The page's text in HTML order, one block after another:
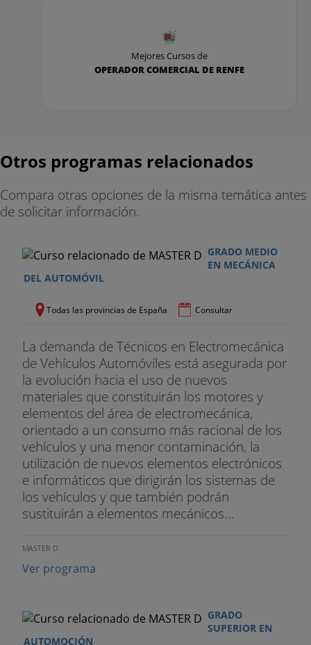
Mejores Cursos de
OPERADOR COMERCIAL DE RENFE
Otros programas relacionados
Compara otras opciones de la misma temática antes
de solicitar información.
GRADO MEDIO
EN MECÁNICA
DEL AUTOMÓVIL
Todas las provincias de España Consultar
La demanda de Técnicos en Electromecánica
de Vehículos Automóviles está asegurada por
la evolución hacia el uso de nuevos
materiales que constituirán los motores y
elementos del área de electromecánica,
orientado a un consumo más racional de los
vehículos y una menor contaminación, la
utilización de nuevos elementos electrónicos
e informáticos que dirigirán los sistemas de
los vehículos y que también podrán
sustituirán a elementos mecánicos...
MASTER D
Ver programa
GRADO
SUPERIOR EN
AUTOMOCIÓN